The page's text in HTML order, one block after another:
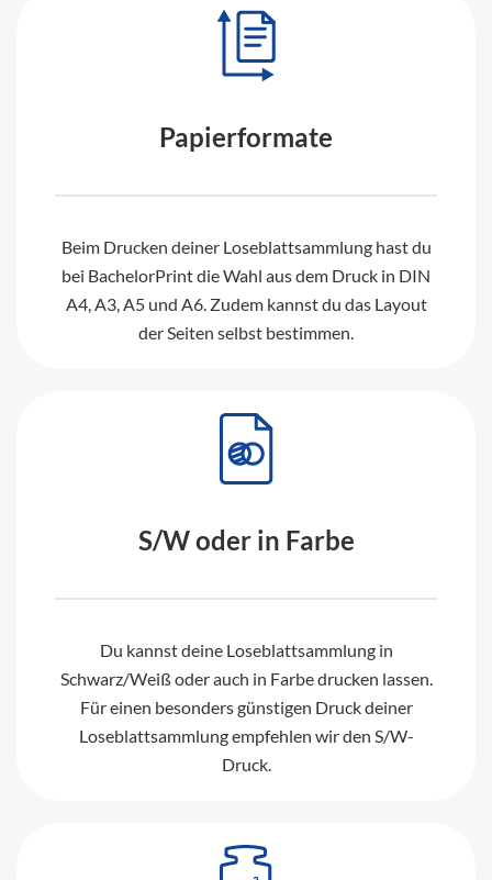
Papierformate
Beim Drucken deiner Loseblattsammlung hast du
bei BachelorPrint die Wahl aus dem Druck in DIN
A4, A3, A5 und A6. Zudem kannst du das Layout
der Seiten selbst bestimmen.
S/W oder in Farbe
Du kannst deine Loseblattsammlung in
Schwarz/Weiß oder auch in Farbe drucken lassen.
Für einen besonders günstigen Druck deiner
Loseblattsammlung empfehlen wir den S/W-
Druck.